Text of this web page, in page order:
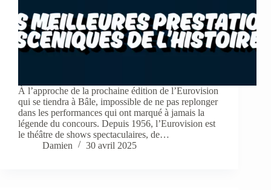
À l’approche de la prochaine édition de l’Eurovision
qui se tiendra à Bâle, impossible de ne pas replonger
dans les performances qui ont marqué à jamais la
légende du concours. Depuis 1956, l’Eurovision est
le théâtre de shows spectaculaires, de…
Damien
30 avril 2025